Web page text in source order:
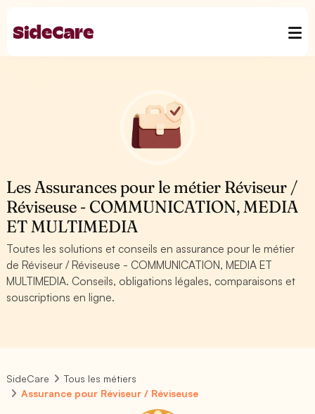
Les Assurances pour le métier Réviseur /
Réviseuse - COMMUNICATION, MEDIA
ET MULTIMEDIA
Toutes les solutions et conseils en assurance pour le métier
de Réviseur / Réviseuse - COMMUNICATION, MEDIA ET
MULTIMEDIA. Conseils, obligations légales, comparaisons et
souscriptions en ligne.
SideCare
Tous les métiers
Assurance pour Réviseur / Réviseuse